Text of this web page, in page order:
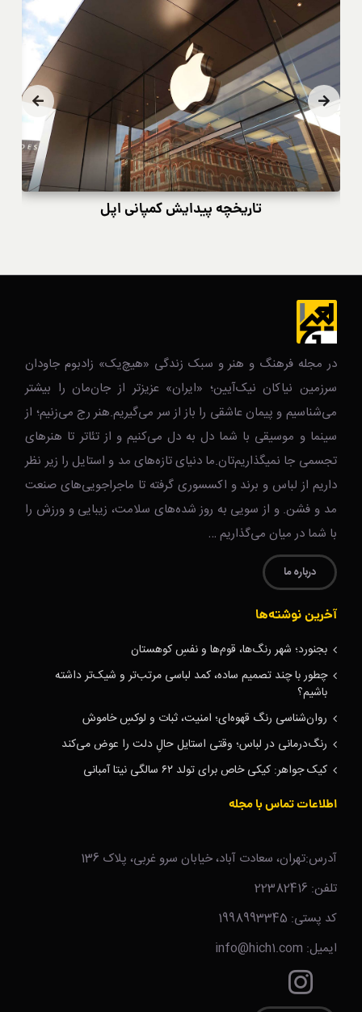
تاریخچه پیدایش کمپانی اپل
در مجله فرهنگ و هنر و سبک زندگی‌ «هیچ‌یک» زادبوم جاودان
سرزمین نیاکان نیک‌‌‌آیین؛ «ایران» عزیزتر از جان‌مان را بیشتر
می‌شناسیم و پیمان عاشقی را باز از سر می‌گیریم.هنر رج می‌زنیم؛ از
سینما و موسیقی با شما دل به دل می‌کنیم و از تئاتر تا هنرهای
تجسمی جا نمیگذاریم‌تان.ما دنیای تازه‌های مد و استایل را زیر نظر
داریم از لباس و برند و اکسسوری گرفته تا ماجراجویی‌های صنعت
مد و فشن. و از سویی به روز شده‌های سلامت، زیبایی و ورزش را
با شما در میان می‌گذاریم …
درباره ما
آخرین نوشته‌ها
بجنورد؛ شهر رنگ‌ها، قوم‌ها و نفسِ کوهستان
چطور با چند تصمیم ساده، کمد لباسی مرتب‌تر و شیک‌تر داشته
باشیم؟
روان‌شناسی رنگ قهوه‌ای؛ امنیت، ثبات و لوکسِ خاموش
رنگ‌درمانی در لباس؛ وقتی استایل حالِ دلت را عوض می‌کند
کیک جواهر: کیکی خاص برای تولد ۶۲ سالگی نیتا آمبانی
اطلاعات تماس با مجله
آدرس:تهران، سعادت آباد، خیابان سرو غربی، پلاک 136
تلفن: 22382416
کد پستی: 1998993345
ایمیل: info@hich1.com